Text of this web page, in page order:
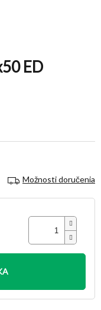
ED
Možnosti doručenia